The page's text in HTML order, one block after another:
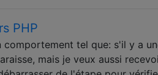
PHP
comportement tel que: s'il y a
mais je veux aussi